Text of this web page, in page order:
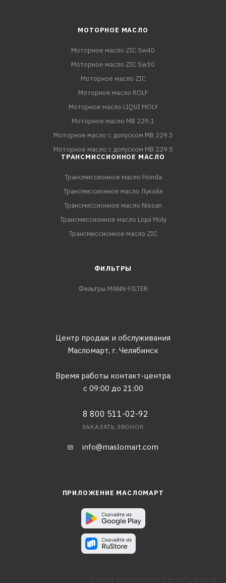
МОТОРНОЕ МАСЛО
Моторное масло ZIC 5w40
Моторное масло ZIC 5w30
Моторное масло ZIC
Моторное масло ROLF
Моторное масло LIQUI MOLY
Моторное масло MB 229.1
Моторное масло с допуском MB 229.3
Моторное масло с допуском MB 229.5
ТРАНСМИССИОННОЕ МАСЛО
Трансмиссионное масло Honda
Трансмиссионное масло Лукойл
Трансмиссионное масло Nissan
Трансмиссионное масло Liqui Moly
Трансмиссионное масло ZIC
ФИЛЬТРЫ
Фильтры MANN-FILTER
Центр продаж и обслуживания
Масломарт, г. Челябинск
Время работы контакт-центра
с 09:00 до 21:00
8 800 511-02-92
ЗАКАЗАТЬ ЗВОНОК
info@maslomart.com
ПРИЛОЖЕНИЕ МАСЛОМАРТ